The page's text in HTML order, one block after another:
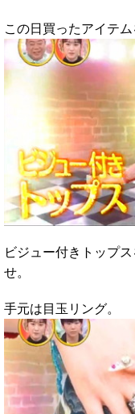
この日買ったアイテ
ビジュー付きトップ
せ。
手元は目玉リング。